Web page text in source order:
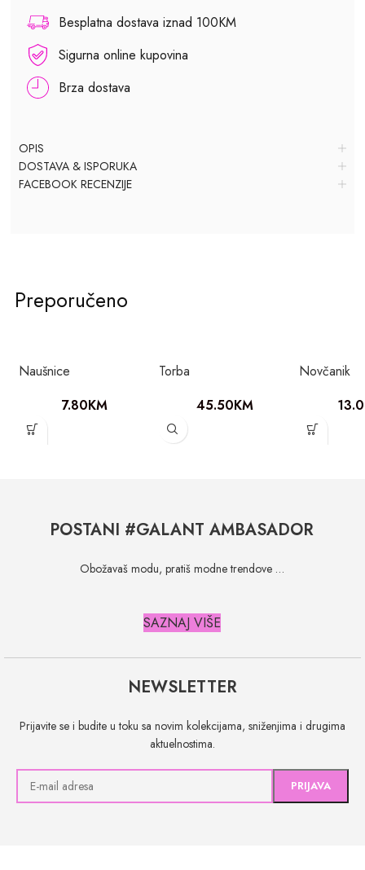
Besplatna dostava iznad 100KM
Sigurna online kupovina
Brza dostava
OPIS
DOSTAVA & ISPORUKA
FACEBOOK RECENZIJE
Preporučeno
Naušnice
7.80KM
Torba
45.50KM
Novčanik
POSTANI #GALANT AMBASADOR
Obožavaš modu, pratiš modne trendove …
SAZNAJ VIŠE
NEWSLETTER
Prijavite se i budite u toku sa novim kolekcijama, sniženjima i drugima
aktuelnostima.